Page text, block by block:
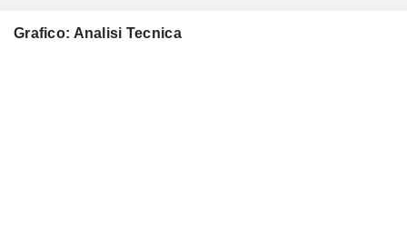
Grafico: Analisi Tecnica